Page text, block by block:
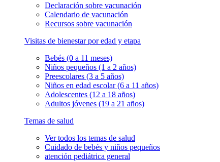
Declaración sobre vacunación
Calendario de vacunación
Recursos sobre vacunación
Visitas de bienestar por edad y etapa
Bebés (0 a 11 meses)
Niños pequeños (1 a 2 años)
Preescolares (3 a 5 años)
Niños en edad escolar (6 a 11 años)
Adolescentes (12 a 18 años)
Adultos jóvenes (19 a 21 años)
Temas de salud
Ver todos los temas de salud
Cuidado de bebés y niños pequeños
atención pediátrica general